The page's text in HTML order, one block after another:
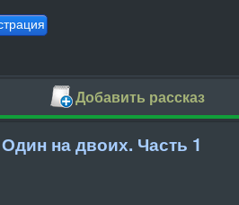
Добавить рассказ
Один на двоих. Часть 1